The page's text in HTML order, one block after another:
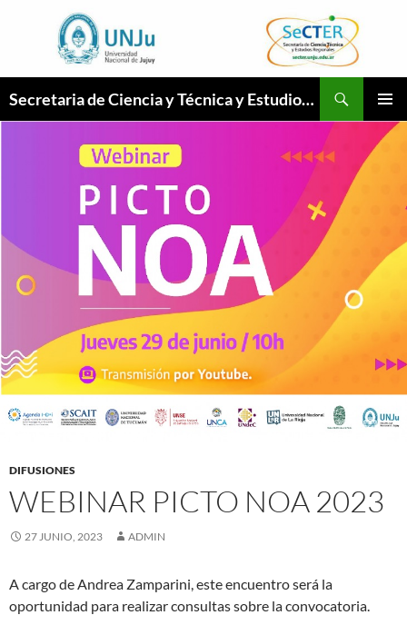
página
Secretaria de Ciencia y Técnica y Estudios Regionales
MENÚ
DIFUSIONES
WEBINAR PICTO NOA 2023
27 JUNIO, 2023 ADMIN
A cargo de Andrea Zamparini, este encuentro será la
oportunidad para realizar consultas sobre la convocatoria.